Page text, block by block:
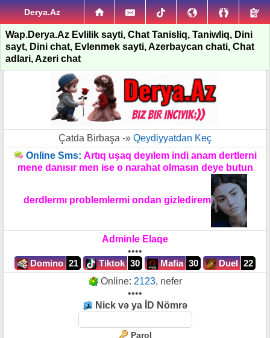
Derya.Az
Wap.Derya.Az Evlilik sayti, Chat Tanisliq, Taniwliq, Dini
sayt, Dini chat, Evlenmek sayti, Azerbaycan chati, Chat
adlari, Azeri chat
Çatda Birbaşa -» Qeydiyyatdan Keç
Online Sms: Artıq uşaq deyılem indi anam dertlerni
mene danısır men ise o narahat olmasın deye butun
derdlermı problemlermi ondan gizledirem
Adminle Elaqe
••••
Domino 21 Tiktok 30 Mafia 30 Duel 22
Online: 2123, nefer
••••
Nick və ya İD Nömrə
Parol